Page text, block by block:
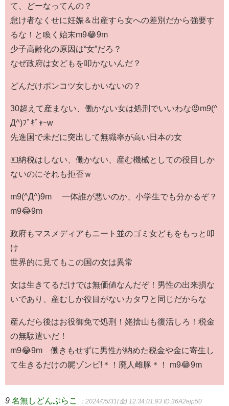
て、どーなってんの？
怠け者なくせに妊娠＆出産すら女への差別だから強要す
るな！と喚く始末m9😂9m
少子高齢化の原因は“女”だろ？
なぜ政府は女どもを叩かないんだ？
どんだけポンコツ女しかいないの？
30超えて産まない、働かない女は処刑でいいわな😡m9(^
Д^)ﾌﾟｷﾞｬｰw
先進国で未だに突出して無職率が高い日本の女
💴納税はしない、働かない、産む機械としての役目しか
ないのにそれも拒否ｗ
m9(^Д^)9m 一体誰が悪いのか、小学生でも分かるぞ？
m9😂9m
政府もマスメディアもニート並のゴミ女どもをもっと叩
け
世界的に見てもこの国の女は異常
女は生きてるだけでは無価値なんだぞ！男性の出来損な
いであり、産むしか役目がないカタワと同じだからな
産んだら後はお役御免で処刑！姥捨山も復活しろ！税金
の無駄遣いだ！
m9😂9m 働きもせずに男性が納めた税金や金に寄生し
て生きるだけの屍ゾンビ!＊！廃人雌豚＊！ m9😂9m
9 名無しどんぶらこ ：2024/05/31(金) 12:34:01.93 ID:36A2ejp50